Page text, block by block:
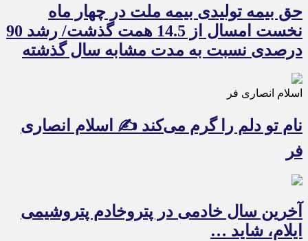
حق بیمه تولیدی بیمه ملت در چهار ماه
نخست امسال از 14.5 همت گذشت/ رشد 90
درصدی نسبت به مدت مشابه سال گذشته
اسلام انصاری فر
نام تو دلم را گرم می‌کند ✍️ اسلام انصاری
فر
آخرین سال خادمی در پتروخادم پتروشیمی
ایلام، شاید …